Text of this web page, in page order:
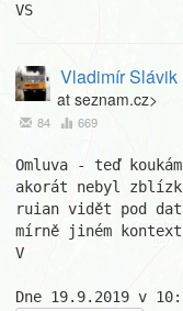
VS
Vladimír Slávik
at seznam.cz>
84 669
Omluva - teď
akorát nebyl
ruian vidět pod
mírně jiném
V